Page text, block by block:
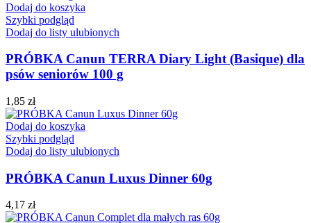
Dodaj do koszyka
Szybki podgląd
Dodaj do listy ulubionych
PRÓBKA Canun TERRA Diary Light (Basique) dla
psów seniorów 100 g
1,85 zł
Dodaj do koszyka
Szybki podgląd
Dodaj do listy ulubionych
PRÓBKA Canun Luxus Dinner 60g
4,17 zł